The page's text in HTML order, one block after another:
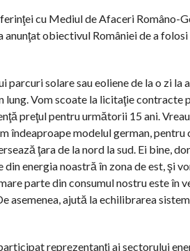
cu Mediul de Afaceri Româno-
obiectivul României de a folosi
solare sau eoliene de la o zi la
lung. Vom scoate la licitaţie contracte
preţul pentru următorii 15 ani.
modelul german, pentru
ţara de la nord la sud. Ei bine,
energia noastră în zona de est, şi
parte din consumul nostru este în
asemenea, ajută la echilibrarea
reprezentanţi ai sectorului